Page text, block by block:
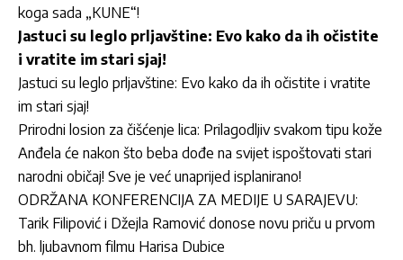
koga sada „KUNE“!
Jastuci su leglo prljavštine: Evo kako da ih očistite
i vratite im stari sjaj!
Jastuci su leglo prljavštine: Evo kako da ih očistite i vratite
im stari sjaj!
Prirodni losion za čišćenje lica: Prilagodljiv svakom tipu kože
Anđela će nakon što beba dođe na svijet ispoštovati stari
narodni običaj! Sve je već unaprijed isplanirano!
ODRŽANA KONFERENCIJA ZA MEDIJE U SARAJEVU:
Tarik Filipović i Džejla Ramović donose novu priču u prvom
bh. ljubavnom filmu Harisa Dubice